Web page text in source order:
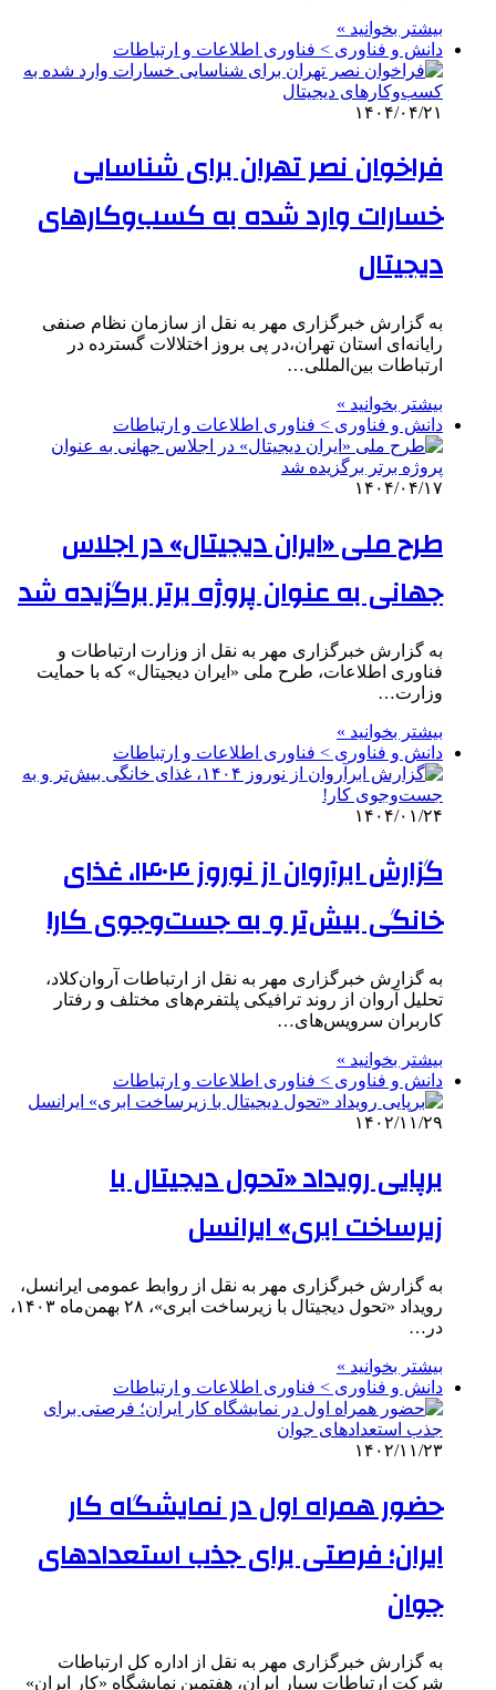
بیشتر بخوانید »
دانش و فناوری > فناوری اطلاعات و ارتباطات
۱۴۰۴/۰۴/۲۱
فراخوان نصر تهران برای شناسایی
خسارات وارد شده به کسب‌وکارهای
دیجیتال
به گزارش خبرگزاری مهر به نقل از سازمان نظام صنفی
رایانه‌ای استان تهران،در پی بروز اختلالات گسترده در
ارتباطات بین‌المللی…
بیشتر بخوانید »
دانش و فناوری > فناوری اطلاعات و ارتباطات
۱۴۰۴/۰۴/۱۷
طرح ملی «ایران دیجیتال» در اجلاس
جهانی به عنوان پروژه برتر برگزیده شد
به گزارش خبرگزاری مهر به نقل از وزارت ارتباطات و
فناوری اطلاعات، طرح ملی «ایران دیجیتال» که با حمایت
وزارت…
بیشتر بخوانید »
دانش و فناوری > فناوری اطلاعات و ارتباطات
۱۴۰۴/۰۱/۲۴
گزارش ابرآروان از نوروز ۱۴۰۴، غذای
خانگی بیش‌تر و به جست‌وجوی کار!
به گزارش خبرگزاری مهر به نقل از ارتباطات آروان‌کلاد،
تحلیل آروان از روند ترافیکی پلتفرم‌های مختلف و رفتار
کاربران سرویس‌های…
بیشتر بخوانید »
دانش و فناوری > فناوری اطلاعات و ارتباطات
۱۴۰۲/۱۱/۲۹
برپایی رویداد «تحول دیجیتال با
زیرساخت ابری» ایرانسل
به گزارش خبرگزاری مهر به نقل از روابط عمومی ایرانسل،
رویداد «تحول دیجیتال با زیرساخت ابری»، ۲۸ بهمن‌ماه ۱۴۰۳،
در…
بیشتر بخوانید »
دانش و فناوری > فناوری اطلاعات و ارتباطات
۱۴۰۲/۱۱/۲۳
حضور همراه اول در نمایشگاه کار
ایران؛ فرصتی برای جذب استعدادهای
جوان
به گزارش خبرگزاری مهر به نقل از اداره کل ارتباطات
شرکت ارتباطات سیار ایران، هفتمین نمایشگاه «کار ایران»